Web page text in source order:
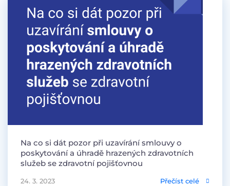
Na co si dát pozor při uzavírání smlouvy o
poskytování a úhradě hrazených zdravotních
služeb se zdravotní pojišťovnou
24. 3. 2023 Přečíst celé